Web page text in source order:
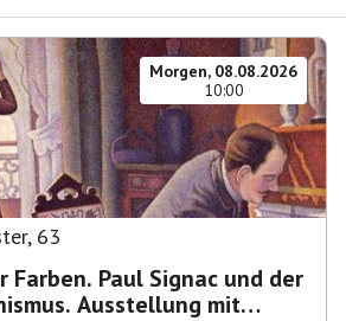
Morgen, 08.08.2026
10:00
, 63
Farben. Paul Signac und der
Ausstellung mit